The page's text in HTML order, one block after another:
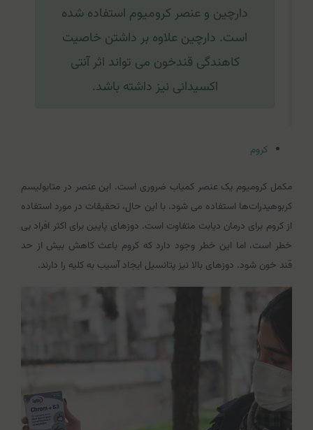
دارچین و عنصر کرومیوم استفاده شده
است. دارچین علاوه بر داشتن خاصیت
کاهندگی قندخون می تواند اثر آنتی
اکسیدانی نیز داشته باشد.
کروم
مکمل کرومیوم یک عنصر کمیاب ضروری است. این عنصر در متابولیسم
کربوهیدرات‌ها استفاده می شود. با این حال، تحقیقات در مورد استفاده
از کروم برای درمان دیابت متفاوت است. دوزهای پایین برای اکثر افراد بی
خطر است، اما این خطر وجود دارد که کروم باعث کاهش بیش از حد
قند خون شود. دوزهای بالا نیز پتانسیل ایجاد آسیب به کلیه را دارند.